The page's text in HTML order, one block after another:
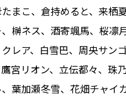
まこ、倉持めると、来栖
榊ネス、酒寄颯馬、桜凛
レア、白雪巴、周央サン
宮リオン、立伝都々、珠
葉加瀬冬雪、花畑チャイ